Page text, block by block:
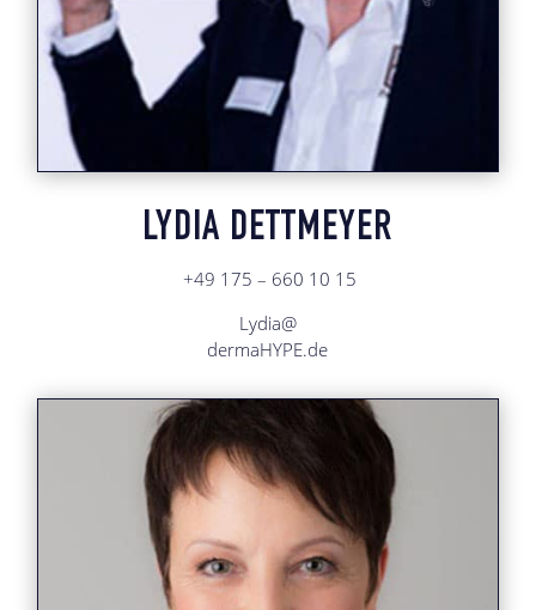
LYDIA DETTMEYER
+49 175 – 660 10 15
Lydia@
dermaHYPE.de